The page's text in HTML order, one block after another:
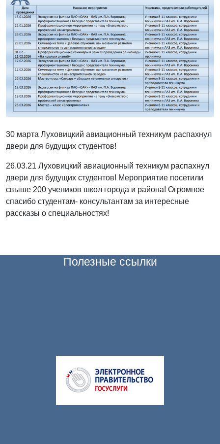
30 марта Луховицкий авиационный техникум распахнул
двери для будущих студентов!
26.03.21 Луховицкий авиационный техникум распахнул
двери для будущих студентов! Мероприятие посетили
свыше 200 учеников школ города и района! Огромное
спасибо студентам- консультантам за интересные
рассказы о специальностях!
Полезные ссылки